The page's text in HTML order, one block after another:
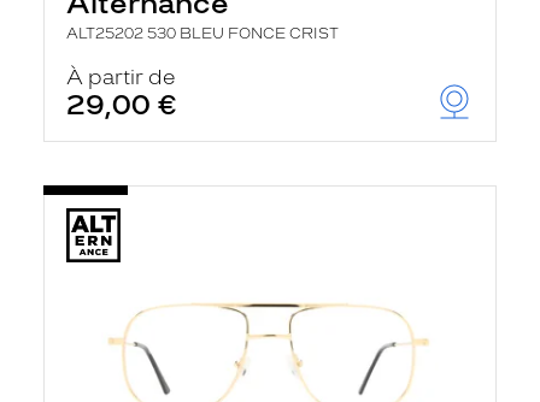
ALT25202 530 BLEU FONCE CRIST
À partir de
29,00 €